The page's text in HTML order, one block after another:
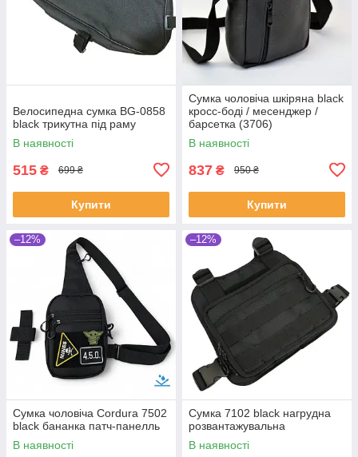
Велосипедна сумка BG-0858
black трикутна під раму
В наявності
515 ₴ 699 ₴
Купити
Сумка чоловіча шкіряна black
кросс-боді / месенджер /
барсетка (3706)
В наявності
837 ₴ 950 ₴
Купити
–12%
Сумка чоловіча Cordura 7502
black бананка патч-панелль
В наявності
–12%
Сумка 7102 black нагрудна
розвантажувальна
В наявності